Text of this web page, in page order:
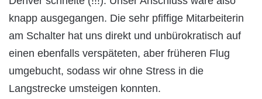
knapp ausgegangen. Die sehr pfiffige Mitarbeiterin
am Schalter hat uns direkt und unbürokratisch auf
einen ebenfalls verspäteten, aber früheren Flug
umgebucht, sodass wir ohne Stress in die
Langstrecke umsteigen konnten.